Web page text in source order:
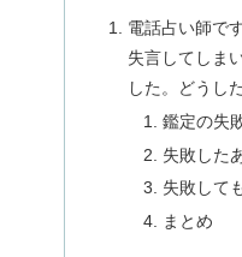
電話占い師で
失言してしま
した。どうし
鑑定の失
失敗した
失敗して
まとめ